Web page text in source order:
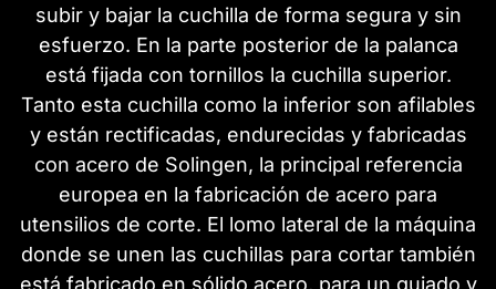
subir y bajar la cuchilla de forma segura y sin
esfuerzo. En la parte posterior de la palanca
está fijada con tornillos la cuchilla superior.
Tanto esta cuchilla como la inferior son afilables
y están rectificadas, endurecidas y fabricadas
con acero de Solingen, la principal referencia
europea en la fabricación de acero para
utensilios de corte. El lomo lateral de la máquina
donde se unen las cuchillas para cortar también